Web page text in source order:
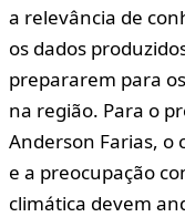
a relevância de
os dados
prepararem para
na região. Para o
Anderson Farias, o
e a preocupação
climática devem